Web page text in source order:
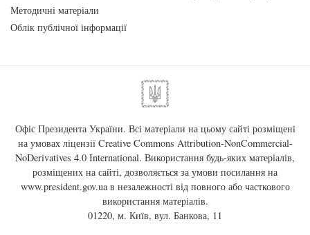
Методичні матеріали
Облік публічної інформації
Офіс Президента України. Всі матеріали на цьому сайті розміщені
на умовах ліцензії Creative Commons Attribution-NonCommercial-
NoDerivatives 4.0 International. Використання будь-яких матеріалів,
розміщених на сайті, дозволяється за умови посилання на
www.president.gov.uaв незалежності від повного або часткового
використання матеріалів.
01220, м. Київ, вул. Банкова, 11